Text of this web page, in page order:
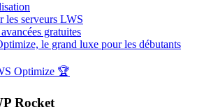
les serveurs LWS
gratuites
le grand luxe pour les débutants
Optimize 🏆
Rocket